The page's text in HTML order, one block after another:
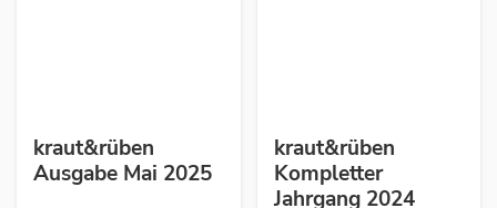
kraut&rüben
Ausgabe Mai 2025
kraut&rüben
Kompletter
Jahrgang 2024